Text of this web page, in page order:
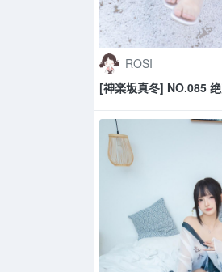
ROSI
[神楽坂真冬] NO.085